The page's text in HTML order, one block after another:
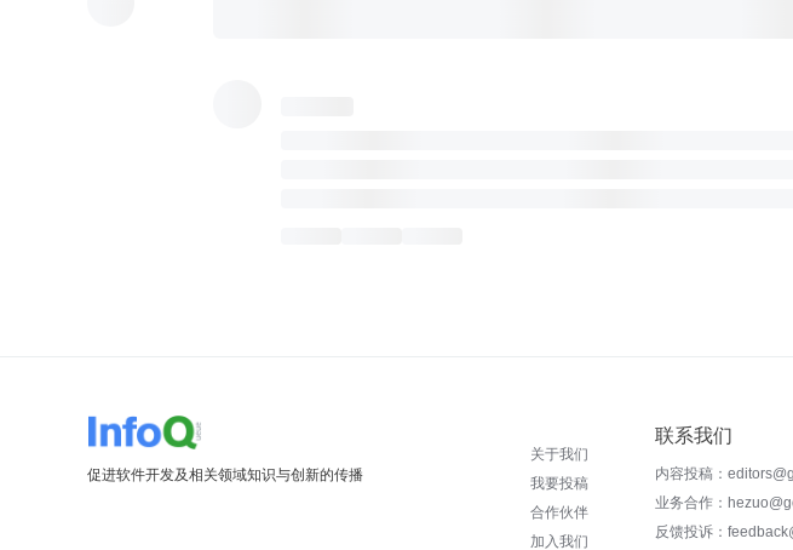
促进软件开发及相关领域知识与创新的传播
关于我们
我要投稿
合作伙伴
加入我们
联系我们
内容投稿：
业务合作：
反馈投诉：